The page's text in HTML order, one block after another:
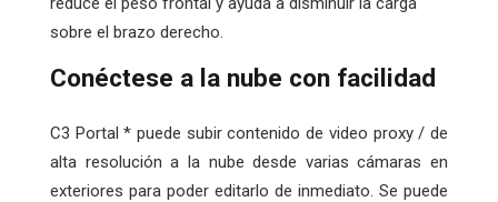
sobre el brazo derecho.
Conéctese a la nube con facilidad
C3 Portal * puede subir contenido de video proxy / de
alta resolución a la nube desde varias cámaras en
exteriores para poder editarlo de inmediato. Se puede